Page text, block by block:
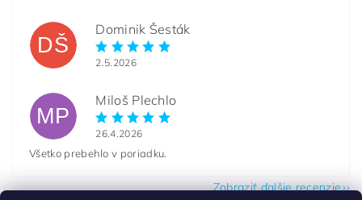
DŠ
Dominik Šesták
2.5.2026
MP
Miloš Plechlo
26.4.2026
Všetko prebehlo v poriadku.
Zobraziť ďalšie recenzie